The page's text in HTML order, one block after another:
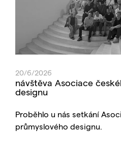
20/6/2026
návštěva Asociace
designu
Proběhlo u nás setkání
průmyslového designu.